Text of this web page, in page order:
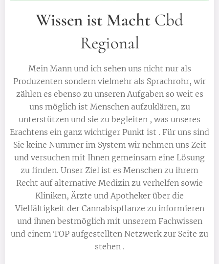
Wissen ist Macht Cbd
Regional
Mein Mann und ich sehen uns nicht nur als
Produzenten sondern vielmehr als Sprachrohr, wir
zählen es ebenso zu unseren Aufgaben so weit es
uns möglich ist Menschen aufzuklären, zu
unterstützen und sie zu begleiten , was unseres
Erachtens ein ganz wichtiger Punkt ist . Für uns sind
Sie keine Nummer im System wir nehmen uns Zeit
und versuchen mit Ihnen gemeinsam eine Lösung
zu finden. Unser Ziel ist es Menschen zu ihrem
Recht auf alternative Medizin zu verhelfen sowie
Kliniken, Ärzte und Apotheker über die
Vielfältigkeit der Cannabispflanze zu informieren
und ihnen bestmöglich mit unserem Fachwissen
und einem TOP aufgestellten Netzwerk zur Seite zu
stehen .